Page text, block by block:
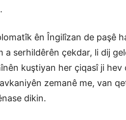
ên Îngilîzan de paşê
a serhildêrên çekdar, li dij
kuştiyan her çiqasî ji
zemanê me, van
dikin.